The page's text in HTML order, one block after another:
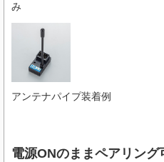
み
アンテナパイプ装着例
電源ONのままペアリング